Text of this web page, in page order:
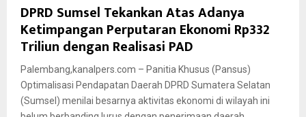
DPRD Sumsel Tekankan Atas Adanya
Ketimpangan Perputaran Ekonomi Rp332
Triliun dengan Realisasi PAD
Palembang,kanalpers.com – Panitia Khusus (Pansus)
Optimalisasi Pendapatan Daerah DPRD Sumatera Selatan
(Sumsel) menilai besarnya aktivitas ekonomi di wilayah ini